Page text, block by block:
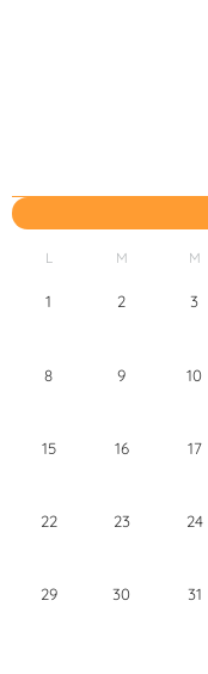
L M M
1 2 3
8 9 10
15 16 17
22 23 24
29 30 31